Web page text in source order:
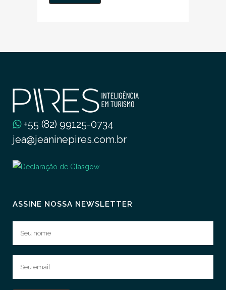
+55 (82) 99125-0734
jea@jeaninepires.com.br
ASSINE NOSSA NEWSLETTER